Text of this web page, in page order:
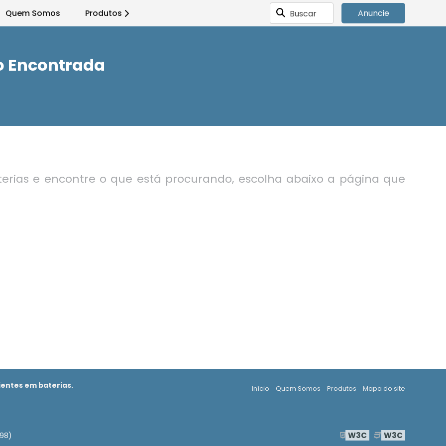
Quem Somos Produtos Buscar Anuncie
Encontrada
e encontre o que está procurando, escolha abaixo a página que
em baterias. Início Quem Somos Produtos Mapa do site
W3C W3C